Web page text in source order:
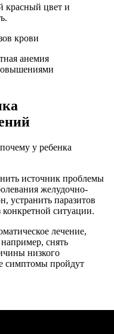
красный цвет и
крови
анемия
у ребенка
источник проблемы
желудочно-
устранить паразитов
ситуации.
лечение,
снять
низкого
симптомы пройдут